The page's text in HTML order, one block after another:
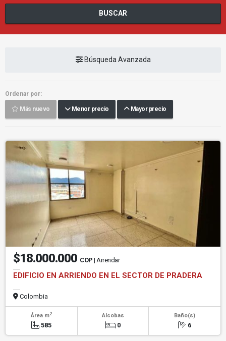
BUSCAR
Búsqueda Avanzada
Ordenar por:
Más nuevo Menor precio Mayor precio
$18.000.000 COP | Arrendar
EDIFICIO EN ARRIENDO EN EL SECTOR DE PRADERA
Colombia
Área m2
585
Alcobas
0
Baño(s)
6